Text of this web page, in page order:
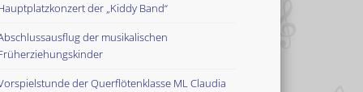
der „Kiddy Band“
der musikalischen
der Querflötenklasse ML Claudia